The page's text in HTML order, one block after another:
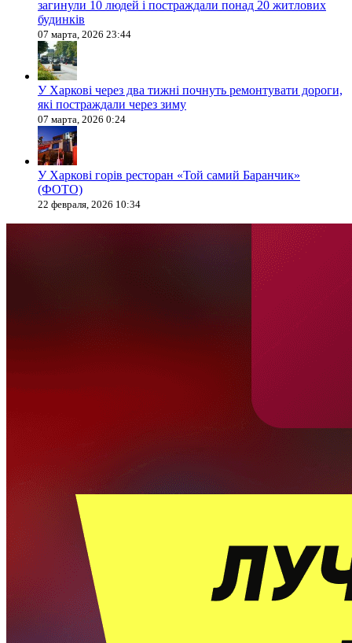
загинули 10 людей і постраждали понад 20 житлових
будинків
07 марта, 2026 23:44
У Харкові через два тижні почнуть ремонтувати дороги,
які постраждали через зиму
07 марта, 2026 0:24
У Харкові горів ресторан «Той самий Баранчик»
(ФОТО)
22 февраля, 2026 10:34